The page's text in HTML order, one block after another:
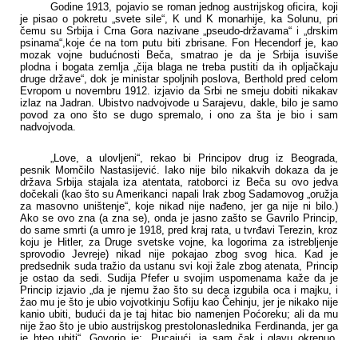
Godine 1913, pojavio se roman jednog austrijskog oficira, koji
je pisao o pokretu „svete sile“, K und K monarhije, ka Solunu, pri
čemu su Srbija i Crna Gora nazivane „pseudo-državama“ i „drskim
psinama“,koje će na tom putu biti zbrisane. Fon Hecendorf je, kao
mozak vojne budućnosti Beča, smatrao je da je Srbija isuviše
plodna i bogata zemlja „čija blaga ne treba pustiti da ih opljačkaju
druge države“, dok je ministar spoljnih poslova, Berthold pred celom
Evropom u novembru 1912. izjavio da Srbi ne smeju dobiti nikakav
izlaz na Jadran. Ubistvo nadvojvode u Sarajevu, dakle, bilo je samo
povod za ono što se dugo spremalo, i ono za šta je bio i sam
nadvojvoda.
„Love, a ulovljeni“, rekao bi Principov drug iz Beograda,
pesnik Momčilo Nastasijević. Iako nije bilo nikakvih dokaza da je
država Srbija stajala iza atentata, ratoborci iz Beča su ovo jedva
dočekali (kao što su Amerikanci napali Irak zbog Sadamovog „oružja
za masovno uništenje“, koje nikad nije nađeno, jer ga nije ni bilo.)
Ako se ovo zna (a zna se), onda je jasno zašto se Gavrilo Princip,
do same smrti (a umro je 1918, pred kraj rata, u tvrđavi Terezin, kroz
koju je Hitler, za Druge svetske vojne, ka logorima za istrebljenje
sprovodio Jevreje) nikad nije pokajao zbog svog hica. Kad je
predsednik suda tražio da ustanu svi koji žale zbog atenata, Princip
je ostao da sedi. Sudija Pfefer u svojim uspomenama kaže da je
Princip izjavio „da je njemu žao što su deca izgubila oca i majku, i
žao mu je što je ubio vojvotkinju Sofiju kao Čehinju, jer je nikako nije
kanio ubiti, budući da je taj hitac bio namenjen Poćoreku; ali da mu
nije žao što je ubio austrijskog prestolonaslednika Ferdinanda, jer ga